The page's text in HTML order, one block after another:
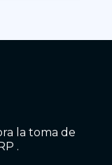
la toma de
.